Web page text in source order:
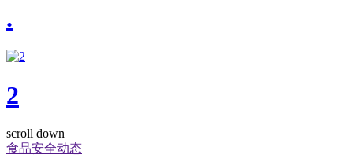
.
2
scroll down
食品安全动态